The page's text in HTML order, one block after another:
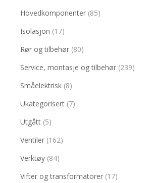
Hovedkomponenter (85)
Isolasjon (17)
Rør og tilbehør (80)
Service, montasje og tilbehør (239)
Småelektrisk (8)
Ukategorisert (7)
Utgått (5)
Ventiler (162)
Verktøy (84)
Vifter og transformatorer (17)